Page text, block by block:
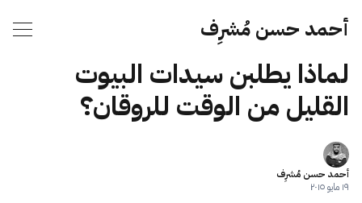
أحمد حسن مُشرِف
لماذا يطلبن سيدات البيوت
القليل من الوقت للروقان؟
أحمد حسن مُشرِف
١٩ مايو ٢٠١٥